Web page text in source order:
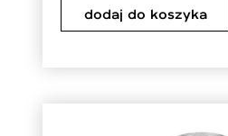
dodaj do koszyka